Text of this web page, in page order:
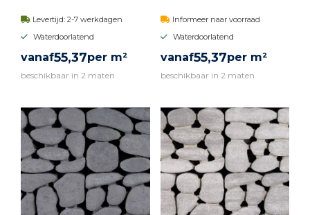
Levertijd: 2-7 werkdagen
Waterdoorlatend
vanaf55,37per m²
beschikbaar in 2 maten
Informeer naar voorraad
Waterdoorlatend
vanaf55,37per m²
beschikbaar in 2 maten